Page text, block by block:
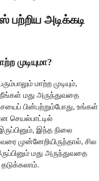
அடிக்கடி
முடியுமா?
மாற்ற முடியும்,
மது அருந்துவதை
பின்பற்றும்போது, உங்கள்
செயல்பாட்டில்
இந்த நிலை
முன்னேறியிருந்தால், சில
மது அருந்துவதை